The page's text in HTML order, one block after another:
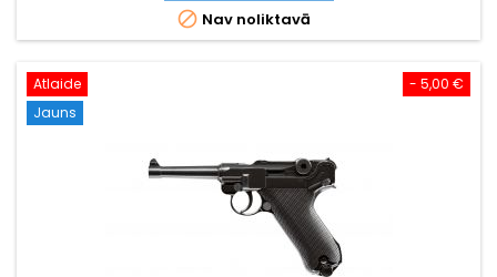
 Nav noliktavā
- 5,00 €
Atlaide
Jauns